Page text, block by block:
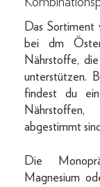
Das
bei dm
Nährstoffe,
unterstützen.
findest du
abgestimmt
Die
Magnesium